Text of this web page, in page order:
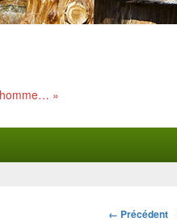
»
Navigation
← Précédent